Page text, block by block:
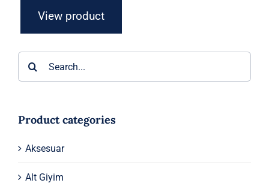
View product
Product categories
Aksesuar
Alt Giyim